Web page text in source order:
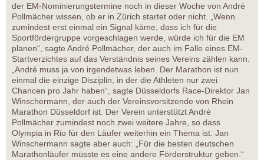
der EM-Nominierungstermine noch in dieser Woche von André
Pollmächer wissen, ob er in Zürich startet oder nicht. „Wenn
zumindest erst einmal ein Signal käme, dass ich für die
Sportfördergruppe vorgeschlagen werde, würde ich für die EM
planen“, sagte André Pollmächer, der auch im Falle eines EM-
Startverzichtes auf das Verständnis seines Vereins zählen kann.
„André muss ja von irgendetwas leben. Der Marathon ist nun
einmal die einzige Disziplin, in der die Athleten nur zwei
Chancen pro Jahr haben“, sagte Düsseldorfs Race-Direktor Jan
Winschermann, der auch der Vereinsvorsitzende von Rhein
Marathon Düsseldorf ist. Der Verein unterstützt André
Pollmächer zumindest noch zwei weitere Jahre, so dass
Olympia in Rio für den Läufer weiterhin ein Thema ist. Jan
Winschermann sagte aber auch: „Für die besten deutschen
Marathonläufer müsste es eine andere Förderstruktur geben.“